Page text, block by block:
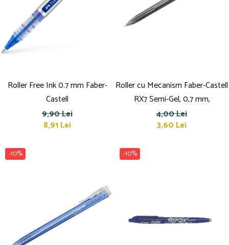
Calculatoare
Instrumente de scris și desen
Brush Pen-uri
Carioci
Creioane mecanice
Mine pentru creioane mecanice
Rezerve stilouri
Organizare și Arhivare
Accesorii de organizare
Roller Free Ink 0.7 mm Faber-
Castell
9,90 Lei
8,91 Lei
Roller cu Mecanism Faber-Castell
RX7 Semi-Gel, 0,7 mm,
4,00 Lei
3,60 Lei
-10% -10%